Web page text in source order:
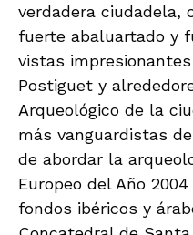
verdadera ciudadela,
fuerte abaluartado y
vistas
Postiguet y
Arqueológico de la
más vanguardistas
de abordar la
Europeo del Año
fondos ibéricos y